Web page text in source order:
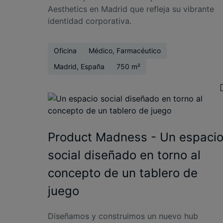
Aesthetics en Madrid que refleja su vibrante
identidad corporativa.
Oficina
Médico, Farmacéutico
Madrid, España
750 m²
Product Madness - Un
social diseñado en torno al
concepto de un tablero de
juego
Diseñamos y construimos un nuevo hub